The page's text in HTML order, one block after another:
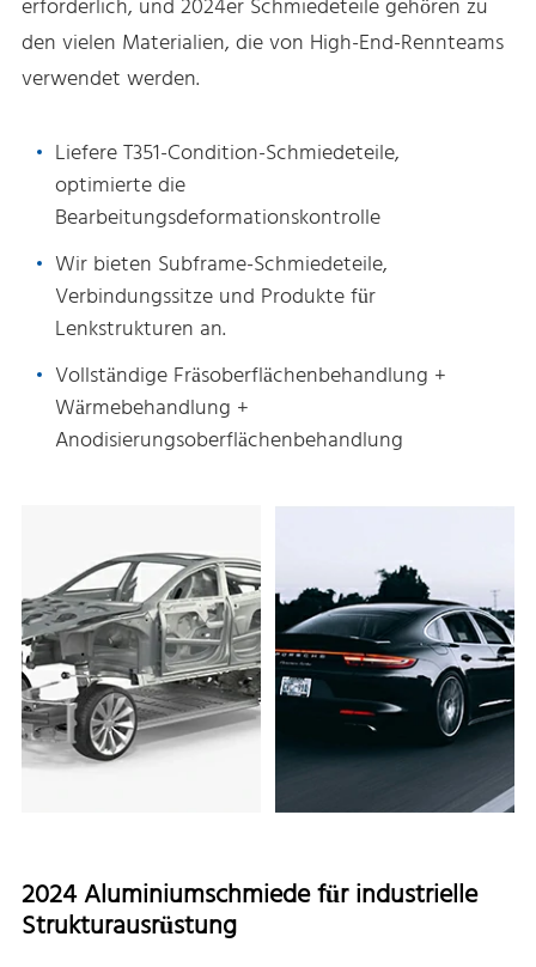
erforderlich, und 2024er Schmiedeteile gehören zu
den vielen Materialien, die von High-End-Rennteams
verwendet werden.
Liefere T351-Condition-Schmiedeteile,
optimierte die
Bearbeitungsdeformationskontrolle
Wir bieten Subframe-Schmiedeteile,
Verbindungssitze und Produkte für
Lenkstrukturen an.
Vollständige Fräsoberflächenbehandlung +
Wärmebehandlung +
Anodisierungsoberflächenbehandlung
2024 Aluminiumschmiede für industrielle
Strukturausrüstung